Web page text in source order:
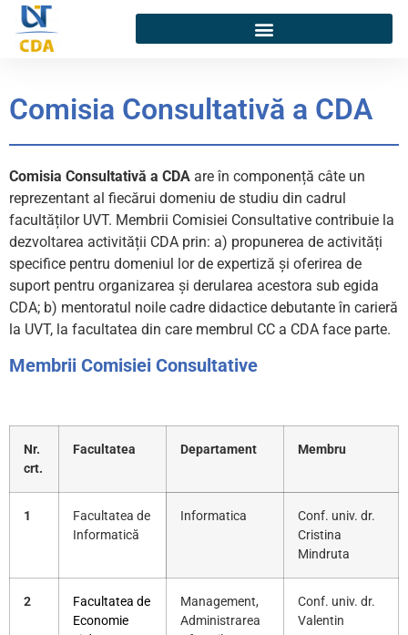
Comisia Consultativă a CDA
Comisia Consultativă a CDA are în componență câte un
reprezentant al fiecărui domeniu de studiu din cadrul
facultăților UVT. Membrii Comisiei Consultative contribuie la
dezvoltarea activității CDA prin: a) propunerea de activități
specifice pentru domeniul lor de expertiză și oferirea de
suport pentru organizarea și derularea acestora sub egida
CDA; b) mentoratul noile cadre didactice debutante în carieră
la UVT, la facultatea din care membrul CC a CDA face parte.
Membrii Comisiei Consultative
Nr.
crt.
Facultatea Departament Membru
1
Facultatea de
Informatică
Informatica
Conf. univ. dr.
Cristina
Mindruta
2
Facultatea de
Economie
Management,
Administrarea
Conf. univ. dr.
Valentin